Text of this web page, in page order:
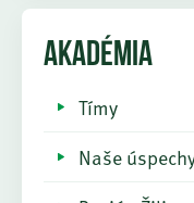
AKADÉMIA
Tímy
Naše